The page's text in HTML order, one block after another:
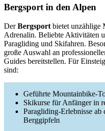
Bergsport in den Alpen
DerBergsport bietet unzählige
Adrenalin. Beliebte Aktivitäten
Paragliding und Skifahren.
große Auswahl an
Guides bereitstellen. Für
sind:
Geführte Mountainbike-
Skikurse für Anfänger in
Paragliding-Erlebnisse ab
Berggipfeln